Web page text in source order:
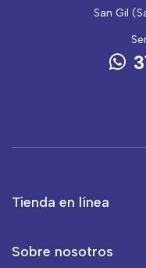
San Gil
Tienda en línea
Sobre nosotros